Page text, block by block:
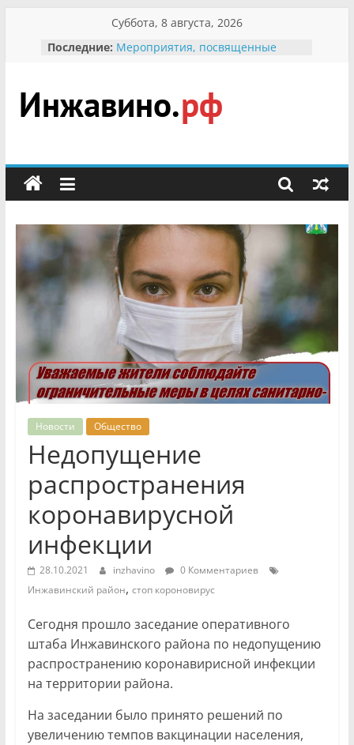
содержимому
Суббота, 8 августа, 2026
Последние: Мероприятия, посвященные
гражданин Инжавинского округа»
участнице Великой
Отечественной, фронтовичке
Безопасность в сети Интернет
мероприятии «Сохраним
первоцветы!»
В вольере Воронинского
заповедника родились крапчатые
суслики
Инжавино.рф
сельский
портал
Новости Общество
Недопущение
распространения
коронавирусной
инфекции
28.10.2021 inzhavino
0 Комментариев
Инжавинский район, стоп короновирус
Сегодня прошло заседание оперативного
штаба Инжавинского района по недопущению
распространению коронавирисной инфекции
на территории района.
На заседании было принято решений по
увеличению темпов вакцинации населения,